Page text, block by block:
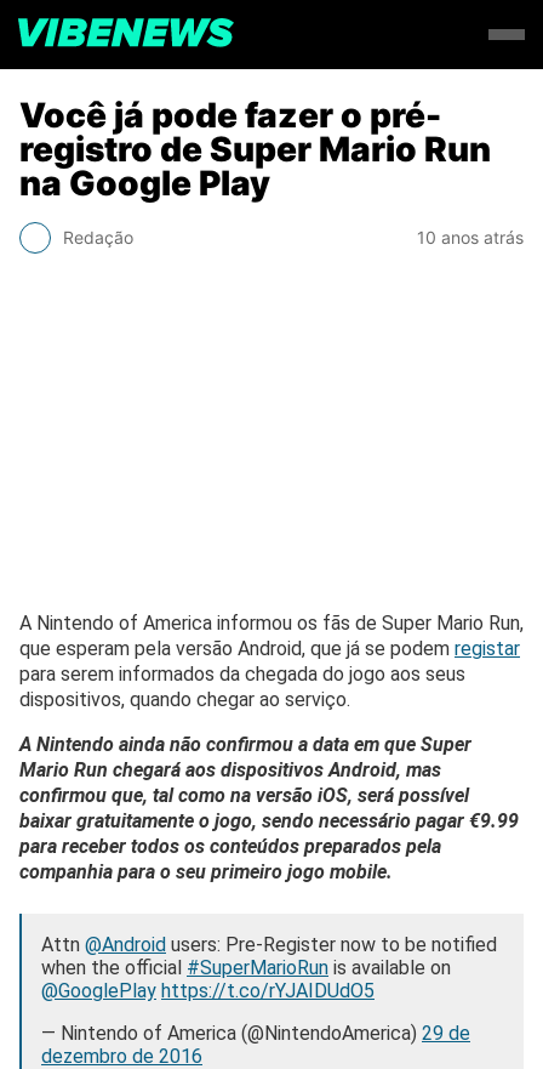
Você já pode fazer o pré-
registro de Super Mario Run
na Google Play
Redação 10 anos atrás
A Nintendo of America informou os fãs de Super Mario Run,
que esperam pela versão Android, que já se podem registar
para serem informados da chegada do jogo aos seus
dispositivos, quando chegar ao serviço.
A Nintendo ainda não confirmou a data em que Super
Mario Run chegará aos dispositivos Android, mas
confirmou que, tal como na versão iOS, será possível
baixar gratuitamente o jogo, sendo necessário pagar €9.99
para receber todos os conteúdos preparados pela
companhia para o seu primeiro jogo mobile.
Attn @Android users: Pre-Register now to be notified
when the official #SuperMarioRun is available on
@GooglePlay https://t.co/rYJAIDUdO5
— Nintendo of America (@NintendoAmerica) 29 de
dezembro de 2016